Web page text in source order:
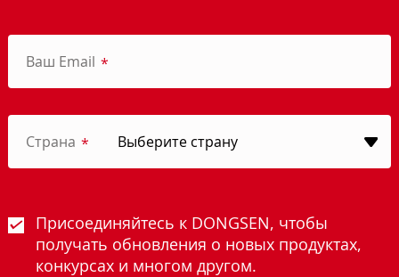
Ваш Email *
Страна *
Присоединяйтесь к DONGSEN, чтобы
получать обновления о новых продуктах,
конкурсах и многом другом.